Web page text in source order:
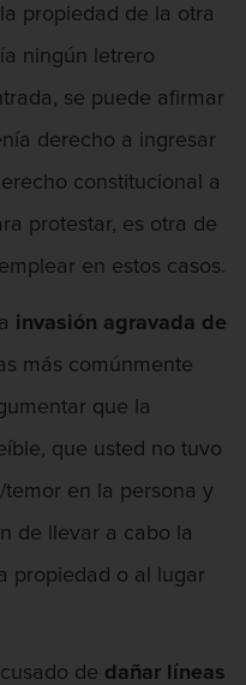
propiedad de la otra
ningún letrero
se puede afirmar
derecho a ingresar
constitucional a
protestar, es otra de
en estos casos.
invasión agravada de
más comúnmente
que la
que usted no tuvo
en la persona y
de llevar a cabo la
propiedad o al lugar
de dañar
líneas
Para Pandillas
por Armas de
Huir